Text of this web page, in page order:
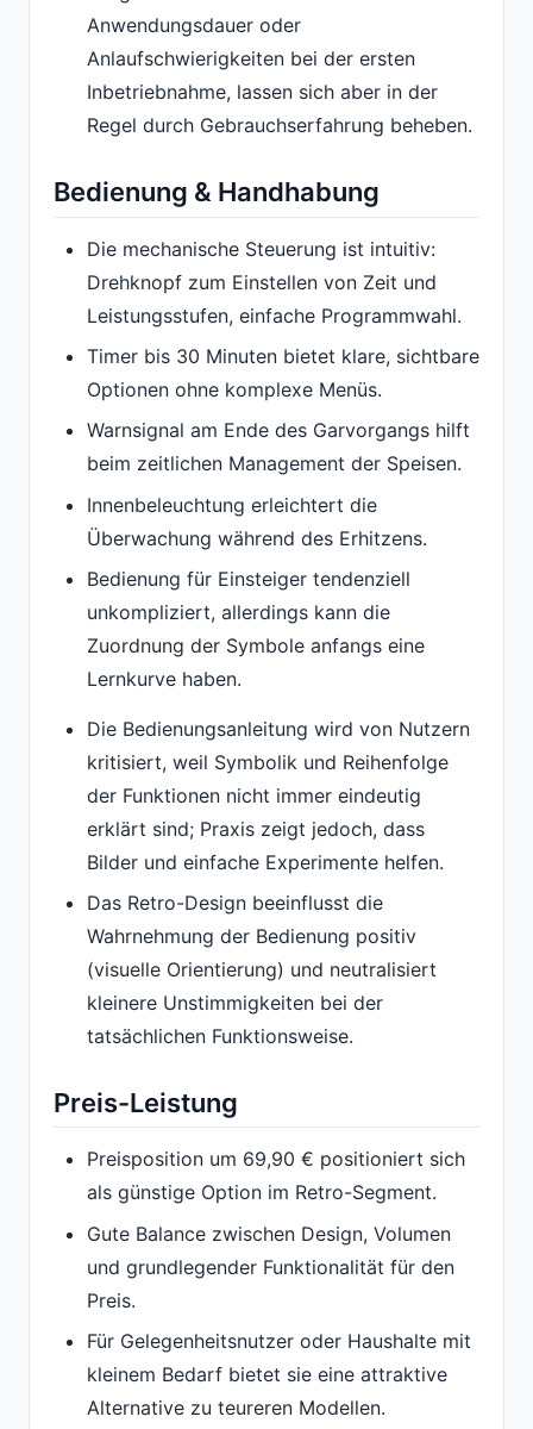
Anwendungsdauer oder
Anlaufschwierigkeiten bei der ersten
Inbetriebnahme, lassen sich aber in der
Regel durch Gebrauchserfahrung beheben.
Bedienung & Handhabung
Die mechanische Steuerung ist intuitiv:
Drehknopf zum Einstellen von Zeit und
Leistungsstufen, einfache Programmwahl.
Timer bis 30 Minuten bietet klare, sichtbare
Optionen ohne komplexe Menüs.
Warnsignal am Ende des Garvorgangs hilft
beim zeitlichen Management der Speisen.
Innenbeleuchtung erleichtert die
Überwachung während des Erhitzens.
Bedienung für Einsteiger tendenziell
unkompliziert, allerdings kann die
Zuordnung der Symbole anfangs eine
Lernkurve haben.
Die Bedienungsanleitung wird von Nutzern
kritisiert, weil Symbolik und Reihenfolge
der Funktionen nicht immer eindeutig
erklärt sind; Praxis zeigt jedoch, dass
Bilder und einfache Experimente helfen.
Das Retro-Design beeinflusst die
Wahrnehmung der Bedienung positiv
(visuelle Orientierung) und neutralisiert
kleinere Unstimmigkeiten bei der
tatsächlichen Funktionsweise.
Preis-Leistung
Preisposition um 69,90 € positioniert sich
als günstige Option im Retro-Segment.
Gute Balance zwischen Design, Volumen
und grundlegender Funktionalität für den
Preis.
Für Gelegenheitsnutzer oder Haushalte mit
kleinem Bedarf bietet sie eine attraktive
Alternative zu teureren Modellen.